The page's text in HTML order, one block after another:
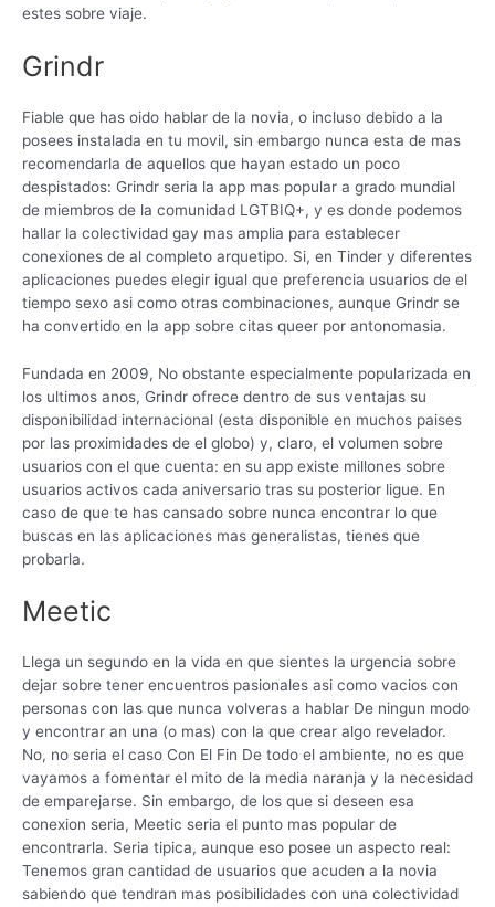
estes sobre viaje.
Grindr
Fiable que has oido hablar de la novia, o incluso debido a la
posees instalada en tu movil, sin embargo nunca esta de mas
recomendarla de aquellos que hayan estado un poco
despistados: Grindr seri­a la app mas popular a grado mundial
de miembros de la comunidad LGTBIQ+, y es donde podemos
hallar la colectividad gay mas amplia para establecer
conexiones de al completo arquetipo. Si, en Tinder y diferentes
aplicaciones puedes elegir igual que preferencia usuarios de el
tiempo sexo asi­ como otras combinaciones, aunque Grindr se
ha convertido en la app sobre citas queer por antonomasia.
Fundada en 2009, No obstante especialmente popularizada en
los ultimos anos, Grindr ofrece dentro de sus ventajas su
disponibilidad internacional (esta disponible en muchos paises
por las proximidades de el globo) y, claro, el volumen sobre
usuarios con el que cuenta: en su app existe millones sobre
usuarios activos cada aniversario tras su posterior ligue. En
caso de que te has cansado sobre nunca encontrar lo que
buscas en las aplicaciones mas generalistas, tienes que
probarla.
Meetic
Llega un segundo en la vida en que sientes la urgencia sobre
dejar sobre tener encuentros pasionales asi­ como vacios con
personas con las que nunca volveras a hablar De ningun modo
y encontrar an una (o mas) con la que crear algo revelador.
No, no seri­a el caso Con El Fin De todo el ambiente, no es que
vayamos a fomentar el mito de la media naranja y la necesidad
de emparejarse. Sin embargo, de los que si deseen esa
conexion seria, Meetic seri­a el punto mas popular de
encontrarla. Seri­a tipica, aunque eso posee un aspecto real:
Tenemos gran cantidad de usuarios que acuden a la novia
sabiendo que tendran mas posibilidades con una colectividad